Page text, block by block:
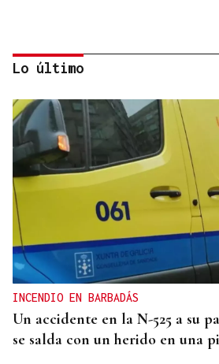
ASESINÓ A SU ABUELO
Un tiroteo escolar en Tailandia
muertos y 15 heridos
Lo último
INCENDIO EN BARBADÁS
Un accidente en la N-525 a su
se salda con un herido en una